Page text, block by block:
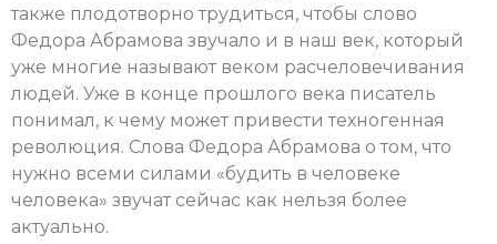
также плодотворно трудиться, чтобы слово
Федора Абрамова звучало и в наш век, который
уже многие называют веком расчеловечивания
людей. Уже в конце прошлого века писатель
понимал, к чему может привести техногенная
революция. Слова Федора Абрамова о том, что
нужно всеми силами «будить в человеке
человека» звучат сейчас как нельзя более
актуально.